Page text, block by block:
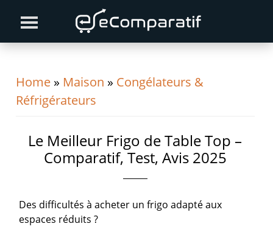
primary
content
primary
Home » Maison » Congélateurs &
Réfrigérateurs
Le Meilleur Frigo de Table Top –
Comparatif, Test, Avis 2025
Des difficultés à acheter un frigo adapté aux
espaces réduits ?